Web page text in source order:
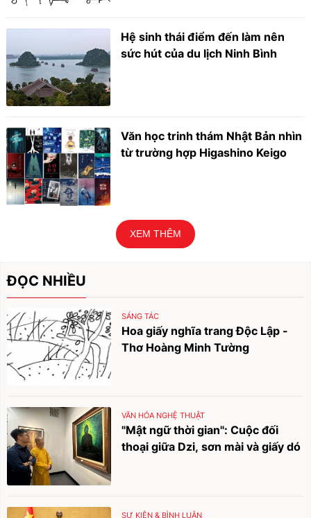
Hệ sinh thái điểm đến làm nên
sức hút của du lịch Ninh Bình
Văn học trinh thám Nhật Bản nhìn
từ trường hợp Higashino Keigo
XEM THÊM
ĐỌC NHIỀU
SÁNG TÁC
Hoa giấy nghĩa trang Độc Lập -
Thơ Hoàng Minh Tường
VĂN HÓA NGHỆ THUẬT
"Mật ngữ thời gian": Cuộc đối
thoại giữa Dzi, sơn mài và giấy dó
SỰ KIỆN & BÌNH LUẬN